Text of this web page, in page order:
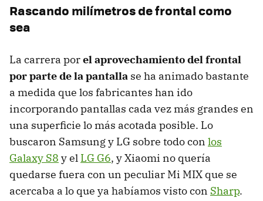
Rascando milímetros de frontal como
sea
La carrera porel aprovechamiento del frontal
por parte de la pantalla se ha animado bastante
a medida que los fabricantes han ido
incorporando pantallas cada vez más grandes en
una superficie lo más acotada posible. Lo
buscaron Samsung y LG sobre todo con los
Galaxy S8 y el LG G6, y Xiaomi no quería
quedarse fuera con un peculiar Mi MIX que se
acercaba a lo que ya habíamos visto con Sharp.